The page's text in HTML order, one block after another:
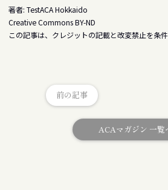
著者: TestACA Hokkaido
Creative Commons BY-ND
この記事は、クレジットの記載と改変禁止を条
前の記事
ACAマガジン 一覧